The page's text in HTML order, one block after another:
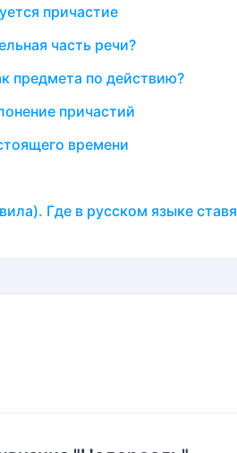
причастие
часть речи?
предмета по действию?
причастий
времени
Где в русском языке